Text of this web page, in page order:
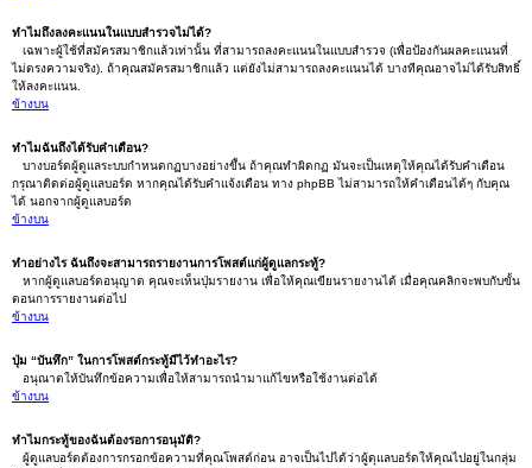
ทำไมถึงลงคะแนนในแบบสำรวจไม่ได้?
เฉพาะผู้ใช้ที่สมัครสมาชิกแล้วเท่านั้น ที่สามารถลงคะแนนในแบบสำรวจ (เพื่อป้องกันผลคะแนนที่
ไม่ตรงความจริง). ถ้าคุณสมัครสมาชิกแล้ว แต่ยังไม่สามารถลงคะแนนได้ บางทีคุณอาจไม่ได้รับสิทธิ์
ให้ลงคะแนน.
ข้างบน
ทำไมฉันถึงได้รับคำเตือน?
บางบอร์ดผู้ดูแลระบบกำหนดกฏบางอย่างขึ้น ถ้าคุณทำผิดกฏ มันจะเป็นเหตุให้คุณได้รับคำเตือน
กรุณาติดต่อผู้ดูแลบอร์ด หากคุณได้รับคำแจ้งเตือน ทาง phpBB ไม่สามารถให้คำเตือนได้ๆ กับคุณ
ได้ นอกจากผู้ดูแลบอร์ด
ข้างบน
ทำอย่างไร ฉันถึงจะสามารถรายงานการโพสต์แก่ผู้ดูแลกระทู้?
หากผู้ดูแลบอร์ดอนุญาต คุณจะเห็นปุ่มรายงาน เพื่อให้คุณเขียนรายงานได้ เมื่อคุณคลิกจะพบกับขั้น
ตอนการรายงานต่อไป
ข้างบน
ปุ่ม “บันทึก” ในการโพสต์กระทู้มีไว้ทำอะไร?
อนุณาตให้บันทึกข้อความเพื่อให้สามารถนำมาแก้ไขหรือใช้งานต่อได้
ข้างบน
ทำไมกระทู้ของฉันต้องรอการอนุมัติ?
ผู้ดูแลบอร์ดต้องการกรอกข้อความที่คุณโพสต์ก่อน อาจเป็นไปได้ว่าผู้ดุแลบอร์ดให้คุณไปอยู่ในกลุ่ม